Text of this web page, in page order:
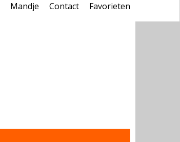
Mandje Contact Favorieten